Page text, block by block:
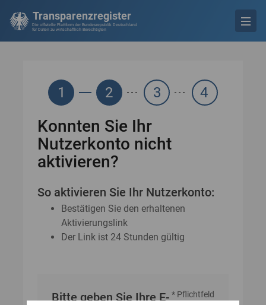
Transparenzregister
Die offizielle Plattform der Bundesrepublik Deutschland
für Daten zu wirtschaftlich Berechtigten
1 2 3 4
Konnten Sie Ihr
Nutzerkonto nicht
aktivieren?
So aktivieren Sie Ihr Nutzerkonto:
Bestätigen Sie den erhaltenen
Aktivierungslink
Der Link ist 24 Stunden gültig
* Pflichtfeld
Bitte geben Sie Ihre E-